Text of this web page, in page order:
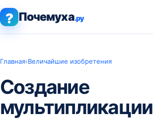
? Почемуха.ру
Главная›Величайшие изобретения
Создание
мультипликации